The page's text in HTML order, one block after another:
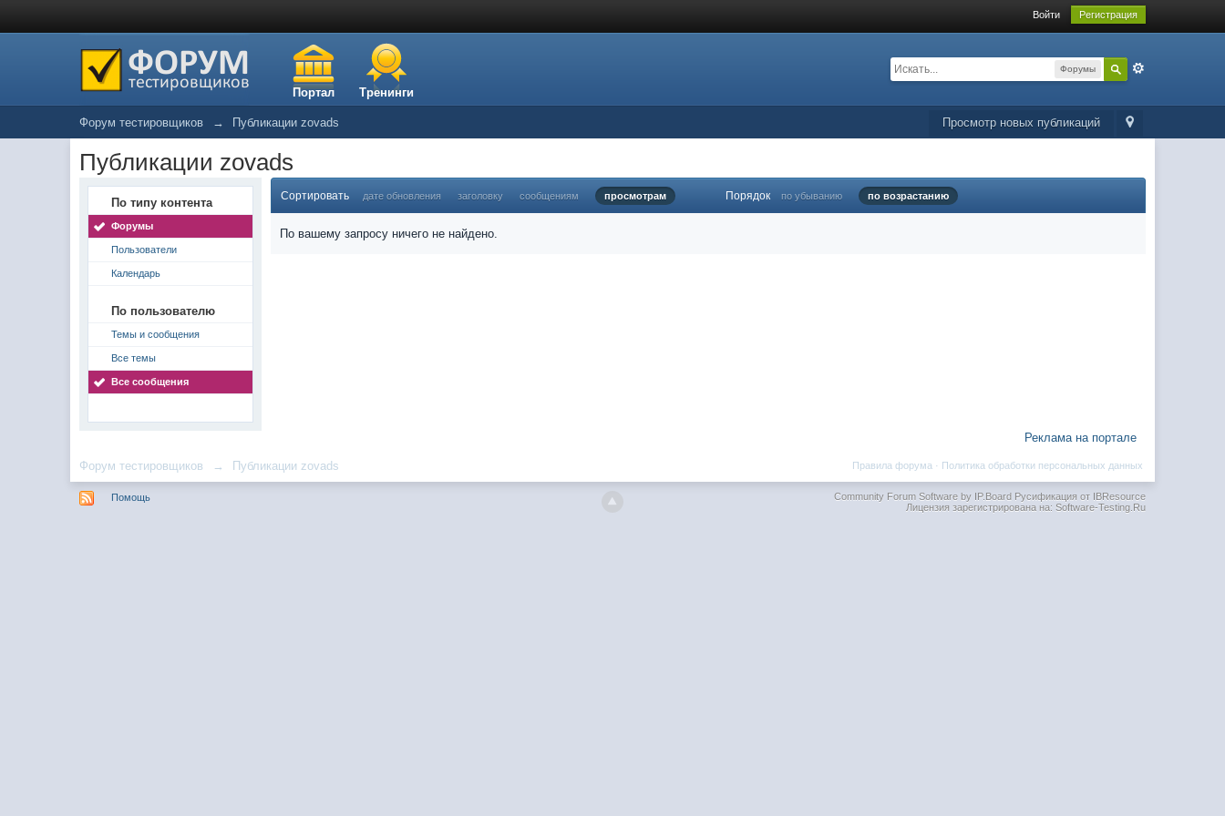
Войти Регистрация
Портал Тренинги
Форумы
Просмотр новых публикаций
Форум тестировщиков → Публикации zovads
Публикации zovads
По типу контента
Форумы
Пользователи
Календарь
По пользователю
Темы и сообщения
Все темы
Все сообщения
Сортировать дате обновления заголовку сообщениям просмотрам Порядок по убыванию по возрастанию
По вашему запросу ничего не найдено.
Реклама на портале
Форум тестировщиков → Публикации zovads Политика обработки персональных данных
Правила форума ·
Помощь Community Forum Software by IP.BoardРусификация от IBResource
Лицензия зарегистрирована на: Software-Testing.Ru